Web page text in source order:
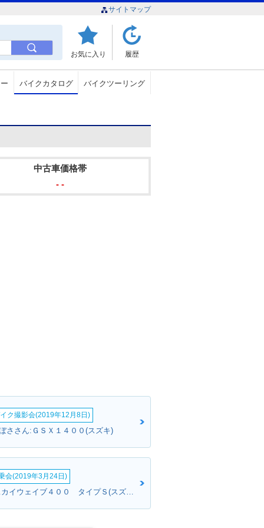
サイトマップ
お気に入り 履歴
バイクカタログ バイクツーリング
中古車価格帯
- -
ク撮影会(2019年12月8日)
ささん:ＧＳＸ１４００(スズキ)
会(2019年3月24日)
スカイさん:スカイウェイブ４００ タイプＳ(スズキ)